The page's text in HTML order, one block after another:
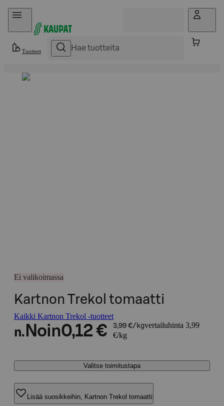
Hyppää sisältöön
Tuotteet
Ei valikoimassa
Kartnon Trekol tomaatti
Kaikki Kartnon Trekol -tuotteet
n. Noin0,12 € 3,99 €/kgvertailuhinta 3,99
€/kg
Valitse toimitustapa
Lisää suosikkeihin, Kartnon Trekol tomaatti